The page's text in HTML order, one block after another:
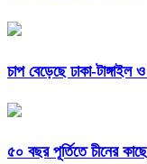
চাপ বেড়েছে ঢাকা-
৫০ বছর পূর্তিতে চীনের